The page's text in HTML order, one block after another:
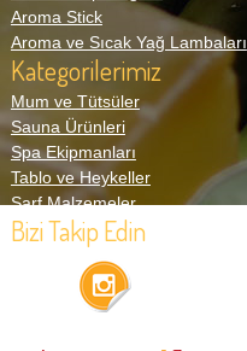
Aroma Stick
Aroma ve Sıcak Yağ Lambaları
Kategorilerimiz
Mum ve Tütsüler
Sauna Ürünleri
Spa Ekipmanları
Tablo ve Heykeller
Sarf Malzemeler
Bizi Takip Edin